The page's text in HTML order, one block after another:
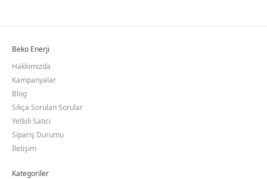
Beko Enerji
Hakkımızda
Kampanyalar
Blog
Sıkça Sorulan Sorular
Yetkili Satıcı
Sipariş Durumu
İletişim
Kategoriler